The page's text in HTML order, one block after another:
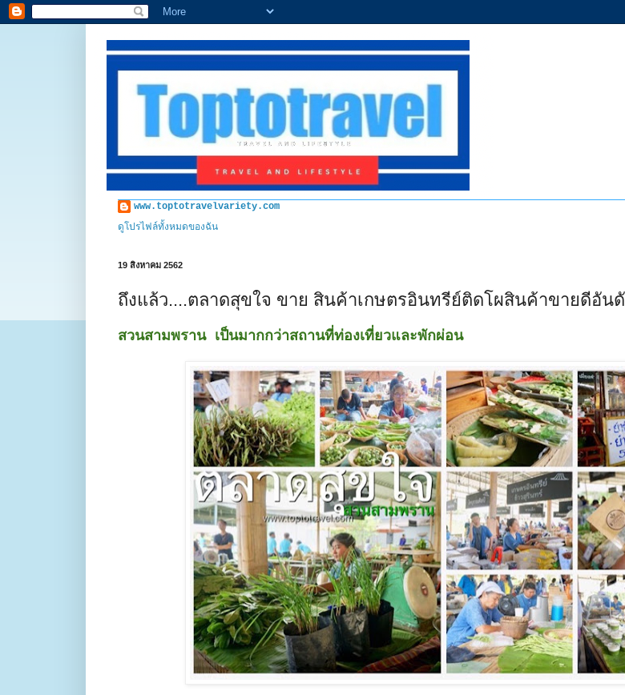
www.toptotravelvariety.com
ดูโปรไฟล์ทั้งหมดของฉัน
19 สิงหาคม 2562
ถึงแล้ว....ตลาดสุขใจ ขาย สินค้าเกษตรอินทรีย์ติดโผสินค้าขายดีอัน
สวนสามพราน เป็นมากกว่าสถานที่ท่องเที่ยวและพักผ่อน